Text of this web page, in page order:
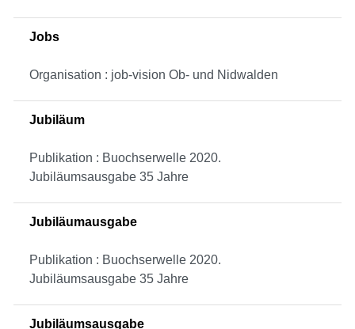
Jobs
Organisation : job-vision Ob- und Nidwalden
Jubiläum
Publikation : Buochserwelle 2020.
Jubiläumsausgabe 35 Jahre
Jubiläumausgabe
Publikation : Buochserwelle 2020.
Jubiläumsausgabe 35 Jahre
Jubiläumsausgabe